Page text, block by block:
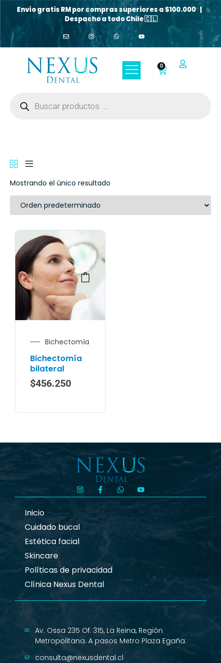
Envío gratis RM por compras superiores a $100.000 |
Despacho a todo Chile 🇨🇱
0
Mostrando el único resultado
Bichectomía
Bichectomía
bilateral
$456.250
Inicio
Cuidado bucal
Estética facial
Skincare
Políticas de privacidad
Clínica Nexus Dental
Av. Ossa 235 Of. 315, La Reina, Región
Metropolitana. A pasos Metro Plaza Egaña.
consulta@nexusdental.cl